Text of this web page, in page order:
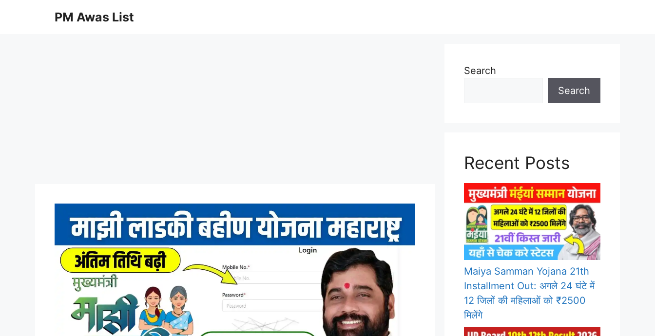
PM Awas List
Search
Search
Recent Posts
Maiya Samman Yojana 21th
Installment Out: अगले 24 घंटे में
12 जिलों की महिलाओं को ₹2500
मिलेंगे